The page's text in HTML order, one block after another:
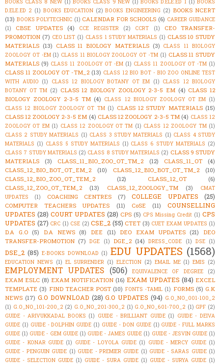
D.ELE.ED 2 (1) BOOKS EDUCATION (2) BOOKS ENGINEERING (2) BOOKS NCERT
(13) BOOKS POLYTECHNIC (1) CALENDAR FOR SCHOOLS (6) CAREER GUIDANCE
(1)
CBSE UPDATES (4) CCE REGISTER (2) CCRT (1)
CEO TRANSFER-
PROMOTION (7) CEO LIST (1) CLASS 1 STUDY MATERIALS (1) CLASS 10 STUDY
MATERIALS (13) CLASS 11 BIOLOGY MATERIALS (3) CLASS 11 BIOLOGY
ZOOLOGY OT -EM (1) CLASS 11 BIOLOGY ZOOLOGY OT -TM (1) CLASS 11 STUDY
MATERIALS (9) CLASS 11 ZOOLOGY OT -EM (1) CLASS 11 ZOOLOGY OT -TM (1)
CLASS 11 ZOOLOGY OT -TM_2 (13) CLASS 12 BIO BOT - BIO ZOO ONLINE TEST
WITH AUDIO (1) CLASS 12 BIOLOGY BOTANY OT EM (1) CLASS 12 BIOLOGY
BOTANY OT TM (2) CLASS 12 BIOLOGY ZOOLOGY 2-3-5 EM (4) CLASS 12
BIOLOGY ZOOLOGY 2-3-5 TM (4) CLASS 12 BIOLOGY ZOOLOGY OT EM (1)
CLASS 12 BIOLOGY ZOOLOGY OT TM (1) CLASS 12 STUDY MATERIALS (15)
CLASS 12 ZOOLOGY 2-3-5 EM (4) CLASS 12 ZOOLOGY 2-3-5 TM (4) CLASS 12
ZOOLOGY OT EM (1) CLASS 12 ZOOLOGY OT TM (1) CLASS 12 ZOOLOGY TM (1)
CLASS 2 STUDY MATERIALS (1) CLASS 3 STUDY MATERIALS (1) CLASS 4 STUDY
MATERIALS (1) CLASS 5 STUDY MATERIALS (1) CLASS 6 STUDY MATERIALS (2)
CLASS 7 STUDY MATERIALS (2) CLASS 8 STUDY MATERIALS (2) CLASS 9 STUDY
MATERIALS
(3) CLASS_11_BIO_ZOO_OT_TM_2 (12) CLASS_11_OT
(4)
CLASS_12_BIO_BOT_OT_EM_2
(10) CLASS_12_BIO_BOT_OT_TM_2
(10)
CLASS_12_BIO_ZOO_OT_TEM_2
(12) CLASS_12_OT
(6)
CLASS_12_ZOO_OT_TEM_2
(13) CLASS_12_ZOOLOGY_TM (3)
CMAT
UPDATES
(1) COACHING CENTRES (7) COLLEGE UPDATES (25)
COMPUTER TEACHERS UPDATES (11) CoSE (11)
COUNSELLING
UPDATES (28) COURT UPDATES (28) CPS (5) CPS Missing Credit (1) CPS
UPDATES (27) CRC (1) CSE (2) CSE_2 (55) CTET (3) CUET EXAM UPDATES (1)
D.A G.O (5) D.A NEWS (8) DEE (11) DEO EXAM UPDATES (21)
DEO
TRANSFER-PROMOTION (7) DGE (1) DGE_2 (14) DRESS_CODE (1) DSE (1)
DSE_2 (85) E-BOOKS DOWNLOAD (1) EDU UPDATES (1568)
EDUCATION NEWS (1) EL SURRENDER (1) ELECTION (2) EMAIL ME (1) EMIS (2)
EMPLOYMENT UPDATES (506) EQUIVALENCE OF DEGREE (2)
EXAM ESLC (8) EXAM NOTIFICATION (16) EXAM UPDATES (84) EXCEL
TEMPLATE (3) FIND TEACHER POST (10) FONTS -TAMIL (1) FORMS (5) G.K
NEWS (17) G.O DOWNLOAD (28) G.O UPDATES (94) G.O_NO_001-100_2
(1) G.O_NO_101-200_2 (2) G.O_NO_201-300_2 (1) G.O_NO_601-700_2 (1) GPF (2)
GUIDE - ARIVUKKADAL BOOKS (1) GUIDE - BRILLIANT GUIDE (1) GUIDE - DEIVA
GUIDE (1) GUIDE - DOLPHIN GUIDE (1) GUIDE - DON GUIDE (1) GUIDE - FULL MARKS
GUIDE (1) GUIDE - GEM GUIDE (1) GUIDE - JAMES GUIDE (1) GUIDE - JESVIN GUIDE (1)
GUIDE - KONAR GUIDE (1) GUIDE - LOYOLA GUIDE (1) GUIDE - MERCY GUIDE (1)
GUIDE - PENGUIN GUIDE (1) GUIDE - PREMIER GUIDE (1) GUIDE - SARAS GUIDE (1)
GUIDE - SELECTION GUIDE (1) GUIDE - SURA GUIDE (1) GUIDE - SURYA GUIDE (1)